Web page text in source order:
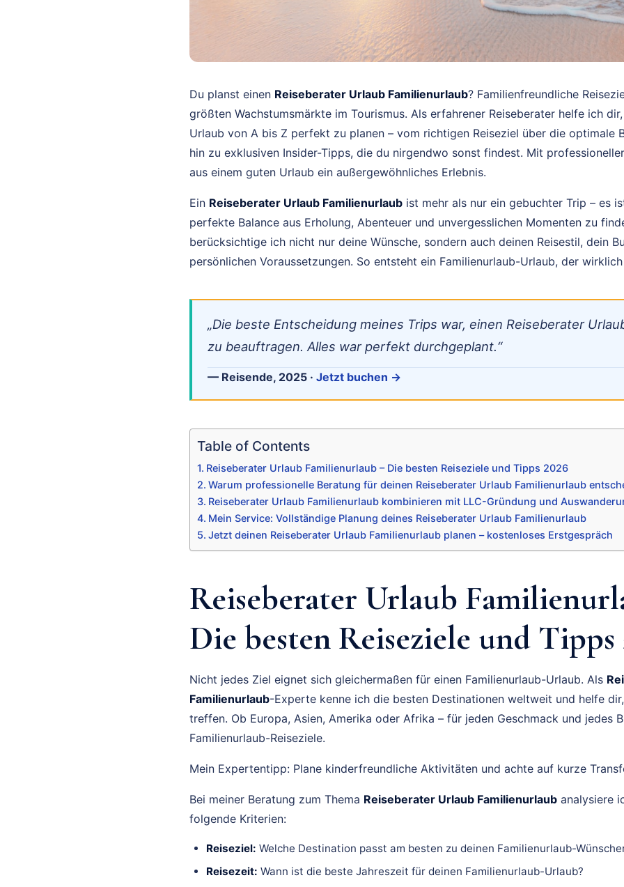
Du planst einen Reiseberater Urlaub Familienurlaub? Familienfreundliche
größten Wachstumsmärkte im Tourismus. Als erfahrener Reiseberater helfe ich
Urlaub von A bis Z perfekt zu planen – vom richtigen Reiseziel über die optimale
hin zu exklusiven Insider-Tipps, die du nirgendwo sonst findest. Mit
aus einem guten Urlaub ein außergewöhnliches Erlebnis.
Ein Reiseberater Urlaub Familienurlaub ist mehr als nur ein gebuchter Trip – es
perfekte Balance aus Erholung, Abenteuer und unvergesslichen Momenten zu
berücksichtige ich nicht nur deine Wünsche, sondern auch deinen Reisestil, dein
persönlichen Voraussetzungen. So entsteht ein Familienurlaub-Urlaub, der
„Die beste Entscheidung meines Trips war, einen Reiseberater
zu beauftragen. Alles war perfekt durchgeplant.“
— Reisende, 2025 · Jetzt buchen →
Table of Contents
Reiseberater Urlaub Familienurlaub – Die besten Reiseziele und Tipps 2026
Warum professionelle Beratung für deinen Reiseberater Urlaub Familienurlaub
Reiseberater Urlaub Familienurlaub kombinieren mit LLC-Gründung und
Mein Service: Vollständige Planung deines Reiseberater Urlaub Familienurlaub
Jetzt deinen Reiseberater Urlaub Familienurlaub planen – kostenloses Erstgespräch
Reiseberater Urlaub
Die besten Reiseziele und Tipps
Nicht jedes Ziel eignet sich gleichermaßen für einen Familienurlaub-Urlaub. Als
Familienurlaub-Experte kenne ich die besten Destinationen weltweit und helfe
treffen. Ob Europa, Asien, Amerika oder Afrika – für jeden Geschmack und jedes
Familienurlaub-Reiseziele.
Mein Expertentipp: Plane kinderfreundliche Aktivitäten und achte auf kurze
Bei meiner Beratung zum Thema Reiseberater Urlaub Familienurlaub analysiere
folgende Kriterien:
Reiseziel: Welche Destination passt am besten zu deinen Familienurlaub-
Reisezeit: Wann ist die beste Jahreszeit für deinen Familienurlaub-Urlaub?